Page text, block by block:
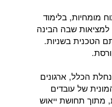
מומחיות, בלימוד
למציאות שבה הבינה
הטכנית בשניות.
הכלל, ארגונים
של עובדים
מתוך תחושת ייאוש